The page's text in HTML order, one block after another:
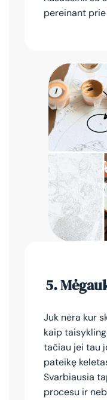
pereinant
5.
Juk nėra kur
kaip
tačiau jei tau
pateikę
Svarbiausia
procesu ir